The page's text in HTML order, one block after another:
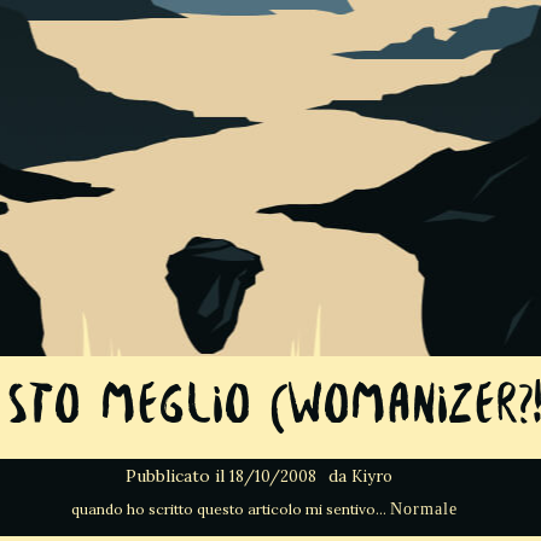
meglio
Pubblicato il 18/10/2008 da Kiyro
Normale